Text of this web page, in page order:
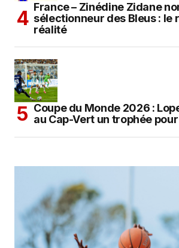
France – Zinédine Zidane
sélectionneur des Bleus : le
réalité
Coupe du Monde 2026 :
au Cap-Vert un trophée